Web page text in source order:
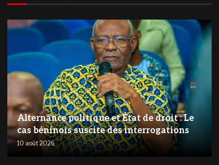
Alternance politique et État de droit : Le
cas béninois suscite des interrogations
10 août 2026